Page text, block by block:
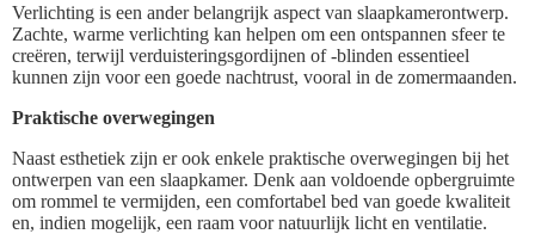
Verlichting is een ander belangrijk aspect van slaapkamerontwerp.
Zachte, warme verlichting kan helpen om een ontspannen sfeer te
creëren, terwijl verduisteringsgordijnen of -blinden essentieel
kunnen zijn voor een goede nachtrust, vooral in de zomermaanden.
Praktische overwegingen
Naast esthetiek zijn er ook enkele praktische overwegingen bij het
ontwerpen van een slaapkamer. Denk aan voldoende opbergruimte
om rommel te vermijden, een comfortabel bed van goede kwaliteit
en, indien mogelijk, een raam voor natuurlijk licht en ventilatie.